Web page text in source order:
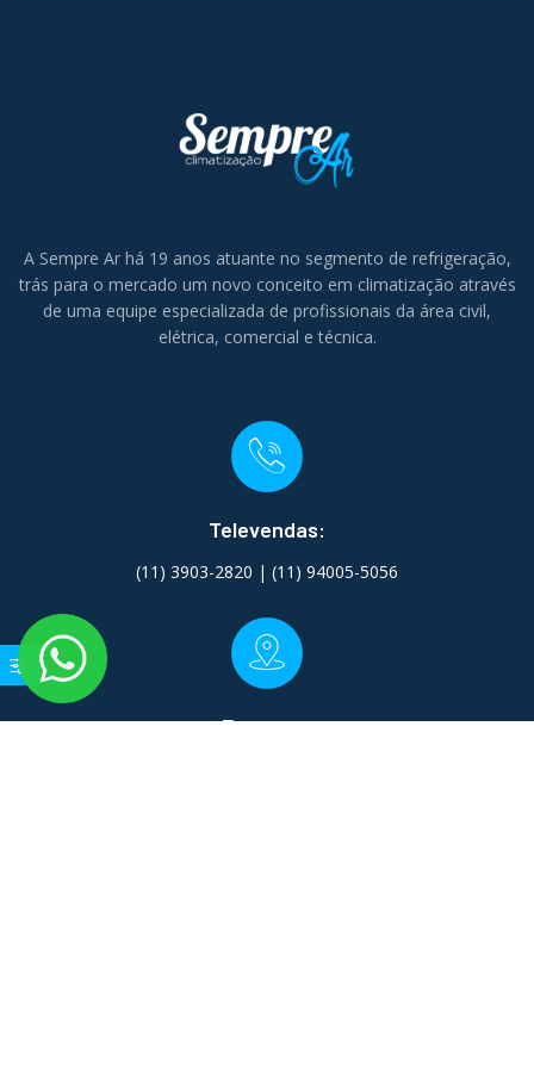
A Sempre Ar há 19 anos atuante no segmento de refrigeração,
trás para o mercado um novo conceito em climatização através
de uma equipe especializada de profissionais da área civil,
elétrica, comercial e técnica.
Televendas:
(11) 3903-2820 | (11) 94005-5056
Empresa: